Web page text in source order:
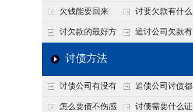
口
法是什么？ 还？2026年合法秘
籍！
欠钱能要回来
吗？
讨要欠款有什么
好办法
讨欠款的最好方 追讨公司欠款有
讨债方法
讨债公司有没有
行业协会？正规机构
追债公司讨债都
有哪些手段
怎么要债不伤感 讨债需要什么证